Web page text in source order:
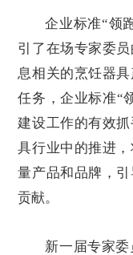
企业标准“领
引了在场专家委
息相关的烹饪器
任务，企业标准“
建设工作的有效
具行业中的推进
量产品和品牌，
贡献。
新一届专家